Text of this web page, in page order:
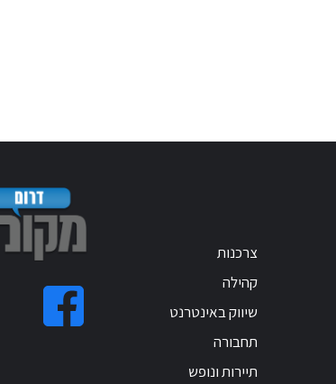
צרכנות
קהילה
שיווק באינטרנט
תחבורה
תיירות ונופש